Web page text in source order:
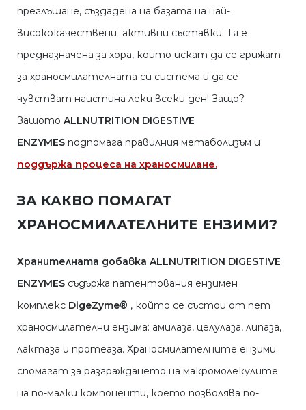
преглъщане, създадена на базата на най-
висококачествени активни съставки. Тя е
предназначена за хора, които искат да се грижат
за храносмилателната си система и да се
чувстват наистина леки всеки ден! Защо?
Защото ALLNUTRITION DIGESTIVE
ENZYMES подпомага правилния метаболизъм и
поддържа процеса на храносмилане.
ЗА КАКВО ПОМАГАТ
ХРАНОСМИЛАТЕЛНИТЕ ЕНЗИМИ?
Хранителната добавка ALLNUTRITION DIGESTIVE
ENZYMES съдържа патентования ензимен
комплекс DigeZyme® , който се състои от пет
храносмилателни ензима: амилаза, целулаза, липаза,
лактаза и протеаза. Храносмилателните ензими
спомагат за разграждането на макромолекулите
на по-малки компоненти, което позволява по-